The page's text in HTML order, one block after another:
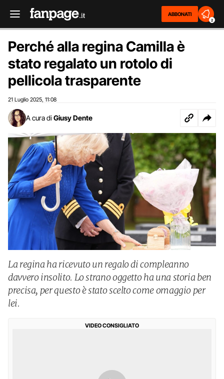
ABBONATI
2
Perché alla regina Camilla è
stato regalato un rotolo di
pellicola trasparente
21 Luglio 2025 11:08
A cura di Giusy Dente
La regina ha ricevuto un regalo di compleanno
davvero insolito. Lo strano oggetto ha una storia ben
precisa, per questo è stato scelto come omaggio per
lei.
VIDEO CONSIGLIATO